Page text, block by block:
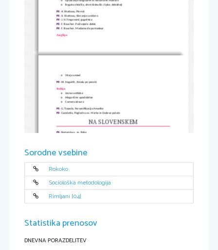
Opuščanje religioznih in historičnih motivov
o
Bogata oblačila, drzni klobučki, čipke, dekolteji
PR: A. Watteau, Pierrot
PR: A. Watteau, Vkrcanje za kitero
PR: J. H. Fragonard, gugalnica
PR: F. Boucher, Počivajoče dekle
PR: F. Boucher, Madame de pomadour
Anglija
o Iščejo smisel
PR: W. Hogarth, Kmalu po poroki
Italija
o
Jasna svetloba
o
Alegorične upodobitve
o
Camera obsura
PR: G. Tiepolo, Personifikacija Amerike
PR: Canaletto, Pogled na sv. Marka in Doževo palačo
NA SLOVENSKEM
PR: Romarska c. sv. Roka
Sorodne vsebine
Rokoko
Sociološka metodologija
Rimljani [04]
Statistika prenosov
DNEVNA PORAZDELITEV